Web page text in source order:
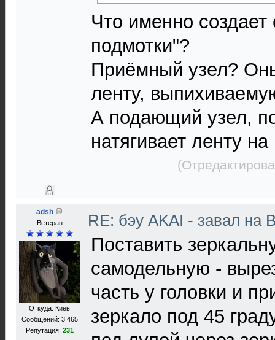
Что именно
подмотки"?
Приёмный узел?
ленту,
А подающий узел,
натягивает ленту на
adsh
Ветеран
Откуда: Киев
Сообщений: 3 465
Репутация: 231
RE: бэу AKAI - завал на
Поставить
самодельную -
часть у головки и
зеркало под 45